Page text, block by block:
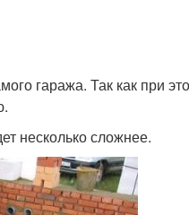
гаража. Так как при
несколько сложнее.